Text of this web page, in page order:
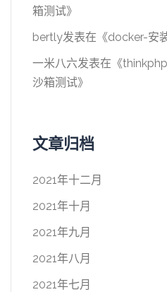
箱测试》
bertly发表在《docker-安
一米八六发表在《
沙箱测试》
文章归档
2021年十二月
2021年十月
2021年九月
2021年八月
2021年七月